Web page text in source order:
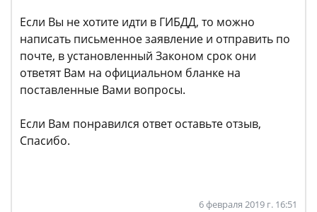
Если Вы не хотите идти в ГИБДД, то можно
написать письменное заявление и отправить по
почте, в установленный Законом срок они
ответят Вам на официальном бланке на
поставленные Вами вопросы.
Если Вам понравился ответ оставьте отзыв,
Спасибо.
6 февраля 2019 г. 16:51